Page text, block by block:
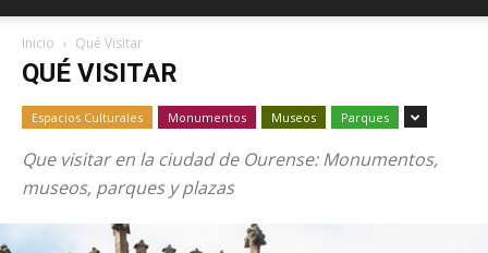
Inicio Qué Visitar
QUÉ VISITAR
Espacios Culturales Monumentos Museos Parques
Que visitar en la ciudad de Ourense: Monumentos,
museos, parques y plazas